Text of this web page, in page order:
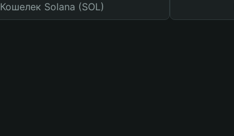
Кошелек Solana (SOL)